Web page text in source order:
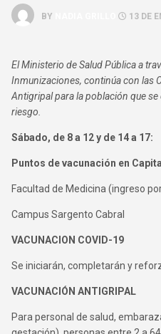
BY 13 DE
El Ministerio de Salud Pública a
Inmunizaciones, continúa con las
Antigripal para la población que
riesgo.
Sábado, de 8 a 12 y de 14 a 17:
Puntos de vacunación en
Facultad de Medicina (ingreso
Campus Sargento Cabral
VACUNACION COVID-19
Se iniciarán, completarán y
VACUNACIÓN ANTIGRIPAL
Para personal de salud,